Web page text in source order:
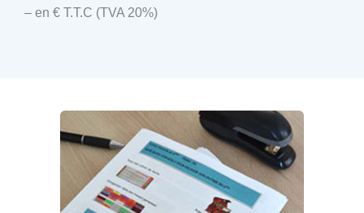
– en € T.T.C (TVA 20%)